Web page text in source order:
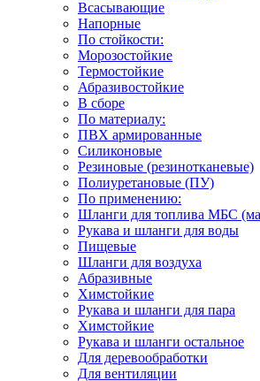
Всасывающие
Напорные
По стойкости:
Морозостойкие
Термостойкие
Абразивостойкие
В сборе
По материалу:
ПВХ армированные
Силиконовые
Резиновые (резинотканевые)
Полиуретановые (ПУ)
По применению:
Шланги для топлива МБС
Рукава и шланги для воды
Пищевые
Шланги для воздуха
Абразивные
Химстойкие
Рукава и шланги для пара
Химстойкие
Рукава и шланги остальное
Для деревообработки
Для вентиляции